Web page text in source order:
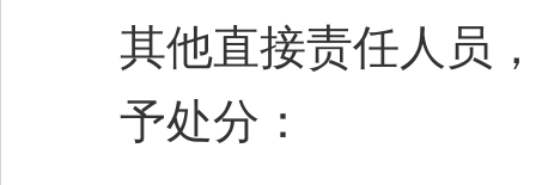
其他直接责任人员
予处分：